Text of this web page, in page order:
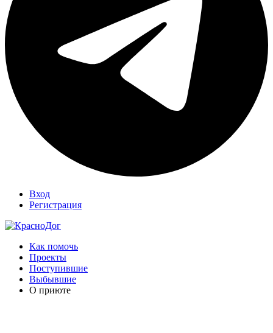
Вход
Регистрация
Как помочь
Проекты
Поступившие
Выбывшие
О приюте